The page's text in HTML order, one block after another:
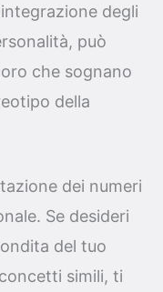
degli
può
che sognano
della
dei numeri
Se desideri
del tuo
simili, ti